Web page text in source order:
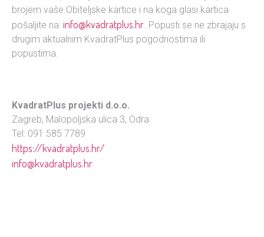
brojem vaše Obiteljske kartice i na koga glasi kartica
pošaljite na: info@kvadratplus.hr. Popusti se ne zbrajaju s
drugim aktualnim KvadratPlus pogodnostima ili
popustima.
KvadratPlus projekti d.o.o.
Zagreb, Malopoljska ulica 3, Odra
Tel: 091 585 7789
https://kvadratplus.hr/
info@kvadratplus.hr